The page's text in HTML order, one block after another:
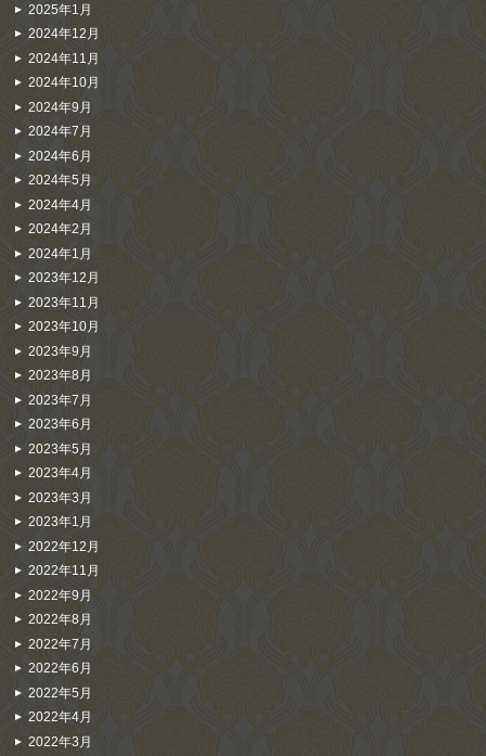
2025年1月
2024年12月
2024年11月
2024年10月
2024年9月
2024年7月
2024年6月
2024年5月
2024年4月
2024年2月
2024年1月
2023年12月
2023年11月
2023年10月
2023年9月
2023年8月
2023年7月
2023年6月
2023年5月
2023年4月
2023年3月
2023年1月
2022年12月
2022年11月
2022年9月
2022年8月
2022年7月
2022年6月
2022年5月
2022年4月
2022年3月